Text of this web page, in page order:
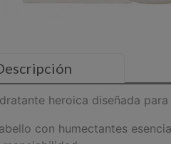
heroica diseñada
con humectantes